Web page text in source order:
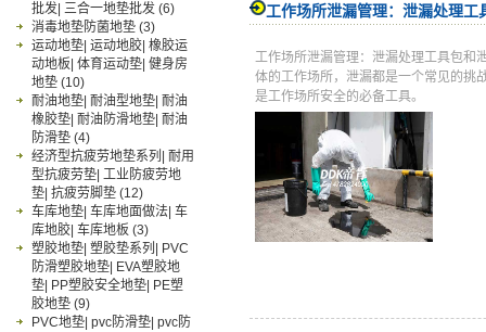
批发| 三合一地垫批发 (6)
消毒地垫防菌地垫 (3)
运动地垫| 运动地胶| 橡胶运
动地板| 体育运动垫| 健身房
地垫 (10)
耐油地垫| 耐油型地垫| 耐油
橡胶垫| 耐油防滑地垫| 耐油
防滑垫 (4)
经济型抗疲劳地垫系列| 耐用
型抗疲劳垫| 工业防疲劳地
垫| 抗疲劳脚垫 (12)
车库地垫| 车库地面做法| 车
库地胶| 车库地板 (3)
塑胶地垫| 塑胶垫系列| PVC
防滑塑胶地垫| EVA塑胶地
垫| PP塑胶安全地垫| PE塑
胶地垫 (9)
PVC地垫| pvc防滑垫| pvc防
工作场所泄漏管理：泄漏处理工
工作场所泄漏管理：泄漏处理工具包和
体的工作场所，泄漏都是一个常见的挑
是工作场所安全的必备工具。